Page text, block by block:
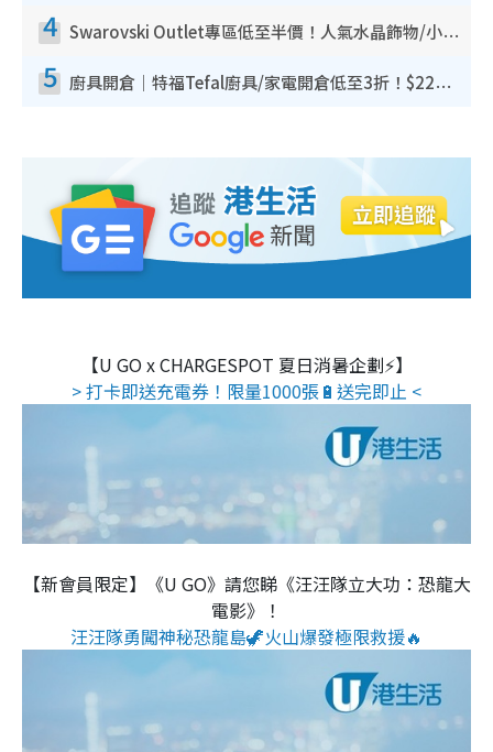
4 Swarovski Outlet專區低至半價！人氣水晶飾物/小擺設$138起！迪士尼款/水晶高跟鞋都有平
5 廚具開倉｜特福Tefal廚具/家電開倉低至3折！$220起買平底鍋/炒鑊/湯煲！電飯煲/吸塵機/燙斗$418起
【U GO x CHARGESPOT 夏日消暑企劃⚡】
> 打卡即送充電券！限量1000張🔋送完即止 <
【新會員限定】《U GO》請您睇《汪汪隊立大功：恐龍大
電影》！
汪汪隊勇闖神秘恐龍島🦖火山爆發極限救援🔥